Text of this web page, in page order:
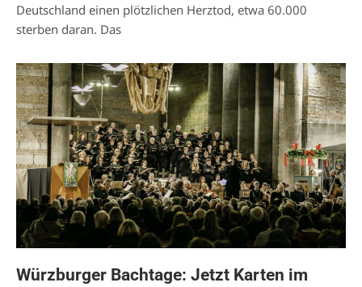
Deutschland einen plötzlichen Herztod, etwa 60.000
sterben daran. Das
Würzburger Bachtage: Jetzt Karten im